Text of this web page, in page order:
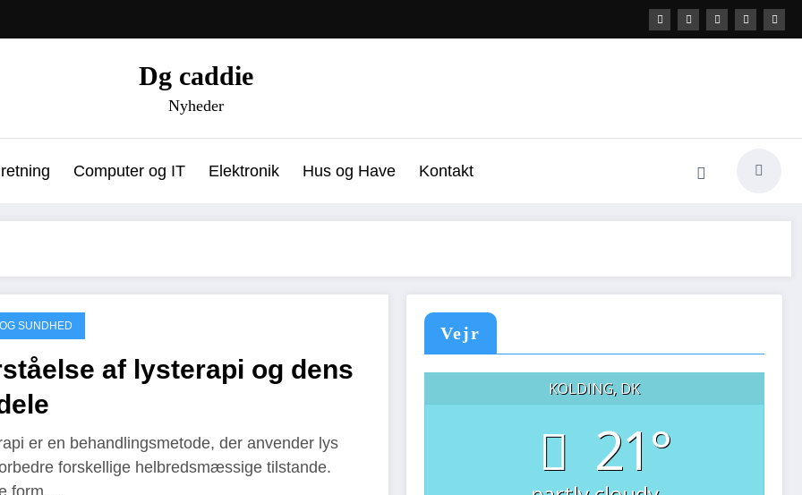
Dg caddie
Nyheder
Computer og IT Elektronik Hus og Have Kontakt
SUNDHED
af lysterapi og dens
er en behandlingsmetode, der anvender lys
forskellige helbredsmæssige tilstande.
form…
Vejr
KOLDING, DK
21°